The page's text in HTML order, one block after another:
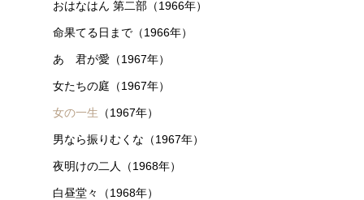
おはなはん 第二部（1966年）
命果てる日まで（1966年）
あゝ君が愛（1967年）
女たちの庭（1967年）
女の一生 （1967年）
男なら振りむくな（1967年）
夜明けの二人（1968年）
白昼堂々（1968年）